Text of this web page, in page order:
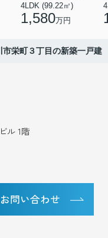
4LDK (99.22㎡)
1,580万円
市栄町３丁目の新築一戸建
ル 1階
お問い合わせ